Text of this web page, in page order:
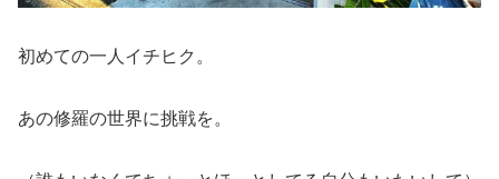
初めての一人イチヒク。
あの修羅の世界に挑戦を。